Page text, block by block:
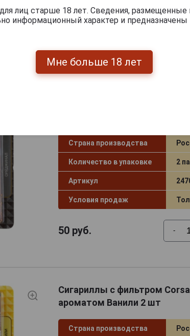
Условия продаж
руб.
Страна производства
Количество в упаковке 2
Артикул
Условия продаж
50руб. -
Сигариллы с фильтром
ароматом Ванили 2 шт
Страна производства
лиц старше 18 лет. Сведения, размещенные
информационный характер и предназначены
Мне больше 18 лет